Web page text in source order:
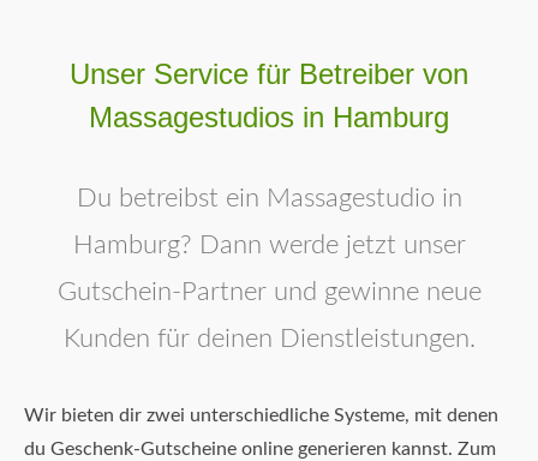
Unser Service für Betreiber von
Massagestudios in Hamburg
Du betreibst ein Massagestudio in
Hamburg? Dann werde jetzt unser
Gutschein-Partner und gewinne neue
Kunden für deinen Dienstleistungen.
Wir bieten dir zwei unterschiedliche Systeme, mit denen
du Geschenk-Gutscheine online generieren kannst. Zum